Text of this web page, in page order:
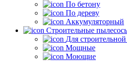
По бетону
По дереву
Аккумуляторный
Строительные
Для
Мощные
Моющие